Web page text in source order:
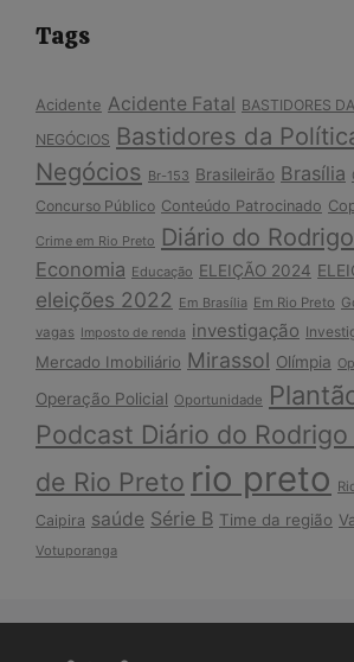
Tags
Acidente Acidente Fatal BASTIDORES
NEGÓCIOS Bastidores da
Negócios Br-153 Brasileirão Brasília
Concurso Público Conteúdo Patrocinado
Crime em Rio Preto Diário do
Economia Educação ELEIÇÃO 2024
eleições 2022 Em Brasília Em Rio Preto
vagas
Imposto de renda investigação
Mercado Imobiliário Mirassol Olímpia
Operação Policial Oportunidade
Podcast Diário do Rodrigo
de Rio Preto rio preto
Caipira saúde Série B Time da região
Votuporanga